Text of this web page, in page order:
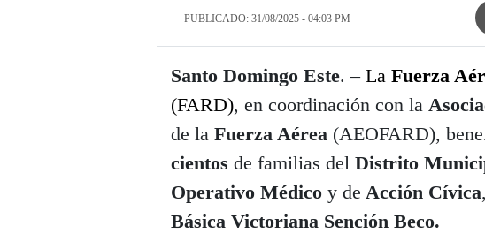
PUBLICADO: 31/08/2025 - 04:03 PM
Santo Domingo Este. – La Fuerza
(FARD), en coordinación con la
de la Fuerza Aérea (AEOFARD),
cientos de familias del Distrito
Operativo Médico y de Acción Cívica
Básica Victoriana Sención Beco.